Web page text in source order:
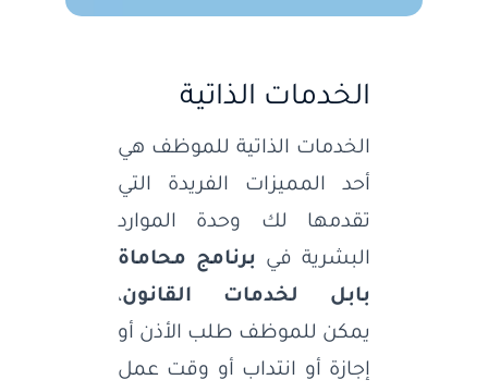
الخدمات الذاتية
الخدمات الذاتية للموظف هي
أحد المميزات الفريدة التي
تقدمها لك وحدة الموارد
البشرية في برنامج محاماة
بابل لخدمات القانون،
يمكن للموظف طلب الأذن أو
إجازة أو انتداب أو وقت عمل